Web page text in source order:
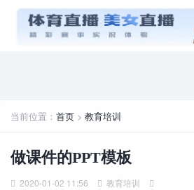
当前位置： 首页 > 教育培训
做课件的PPT模板
2020-01-02 11:56 教育培训